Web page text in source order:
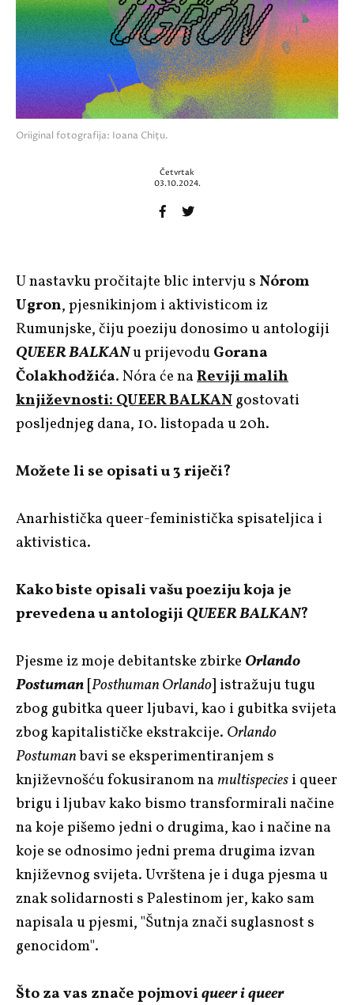
Oriiginal fotografija: Ioana Chițu.
Četvrtak
03.10.2024.
U nastavku pročitajte blic intervju s Nórom
Ugron, pjesnikinjom i aktivisticom iz
Rumunjske, čiju poeziju donosimo u antologiji
QUEER BALKANu prijevoduGorana
Čolakhodžića. Nóra će naReviji malih
književnosti: QUEER BALKANgostovati
posljednjeg dana, 10. listopada u 20h.
Možete li se opisati u 3 riječi?
Anarhistička queer-feministička spisateljica i
aktivistica.
Kako biste opisali vašu poezijukoja je
prevedena u antologijiQUEER BALKAN?
Pjesme iz moje debitantske zbirke Orlando
Postuman[Posthuman Orlando] istražuju tugu
zbog gubitka queer ljubavi, kao i gubitka svijeta
zbog kapitalističke ekstrakcije. Orlando
Postumanbavi se eksperimentiranjem s
književnošću fokusiranom na multispeciesi queer
brigu i ljubav kako bismo transformirali načine
na koje pišemo jedni o drugima, kao i načine na
koje se odnosimo jedni prema drugima izvan
književnog svijeta. Uvrštena je i duga pjesma u
znak solidarnosti s Palestinom jer, kako sam
napisala u pjesmi, "Šutnja znači suglasnost s
genocidom".
Što za vas znače pojmoviqueer iqueer